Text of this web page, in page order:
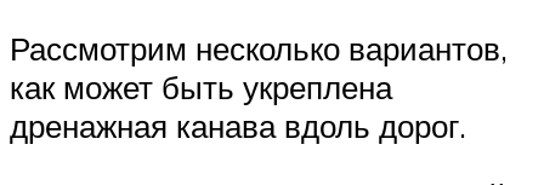
Рассмотрим несколько вариантов,
как может быть укреплена
дренажная канава вдоль дорог.